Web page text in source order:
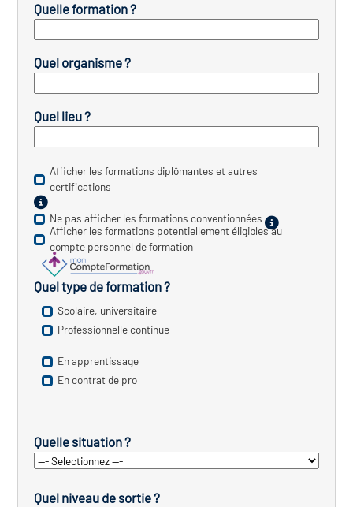
emploi-formation
des secteurs(en
Quelle formation ?
Quel organisme ?
Quel lieu ?
Afficher les formations diplômantes et autres
certifications
Ne pas afficher les formations conventionnées
Afficher les formations potentiellement éligibles au
compte personnel de formation
Quel type de formation ?
Scolaire, universitaire
Professionnelle continue
En apprentissage
En contrat de pro
Quelle situation ?
Quel niveau de sortie ?